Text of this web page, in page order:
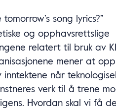
song lyrics?”
og opphavsrettslige
relatert til bruk av KI
mener at
når
verk til å trene
Hvordan skal vi få